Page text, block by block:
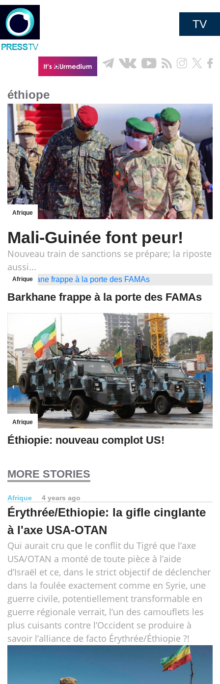
TV
éthiope
Afrique
Mali-Guinée font peur!
Nouveau train de sanctions se prépare; la riposte
aussi...
Afrique
Barkhane frappe à la porte des FAMAs
Afrique
Éthiopie: nouveau complot US!
MORE STORIES
Afrique 4 years ago
Érythrée/Ethiopie: la gifle cinglante
à l'axe USA-OTAN
Qui aurait cru que le conflit du Tigré que l’axe
USA/OTAN a monté de toute pièce à l’aide
d’Israël et ce, dans le strict objectif de déclencher
dans la foulée exactement comme en Syrie, une
guerre civile, potentiellement transformable en
guerre régionale verrait, l’un des camouflets les
plus cuisants contre l’Occident se produire à
savoir l’alliance de facto Érythrée/Éthiopie ?!